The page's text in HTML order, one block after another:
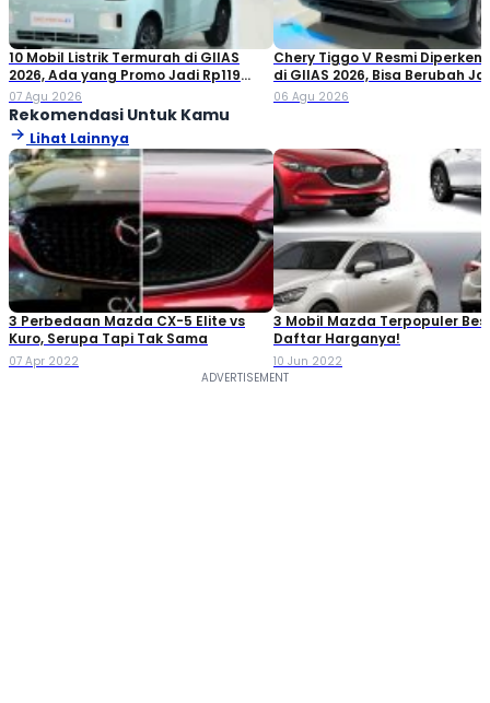
10 Mobil Listrik Termurah di GIIAS
2026, Ada yang Promo Jadi Rp119
Jutaan!
07 Agu 2026
Chery Tiggo V Resmi
di GIIAS 2026, Bisa Berubah
Double Cabin
06 Agu 2026
Rekomendasi Untuk Kamu
Lihat Lainnya
3 Perbedaan Mazda CX-5 Elite vs
Kuro, Serupa Tapi Tak Sama
07 Apr 2022
3 Mobil Mazda Terpopuler
Daftar Harganya!
10 Jun 2022